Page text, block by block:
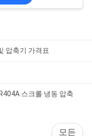
압축기 가격표
스크롤 냉동 압축
모든